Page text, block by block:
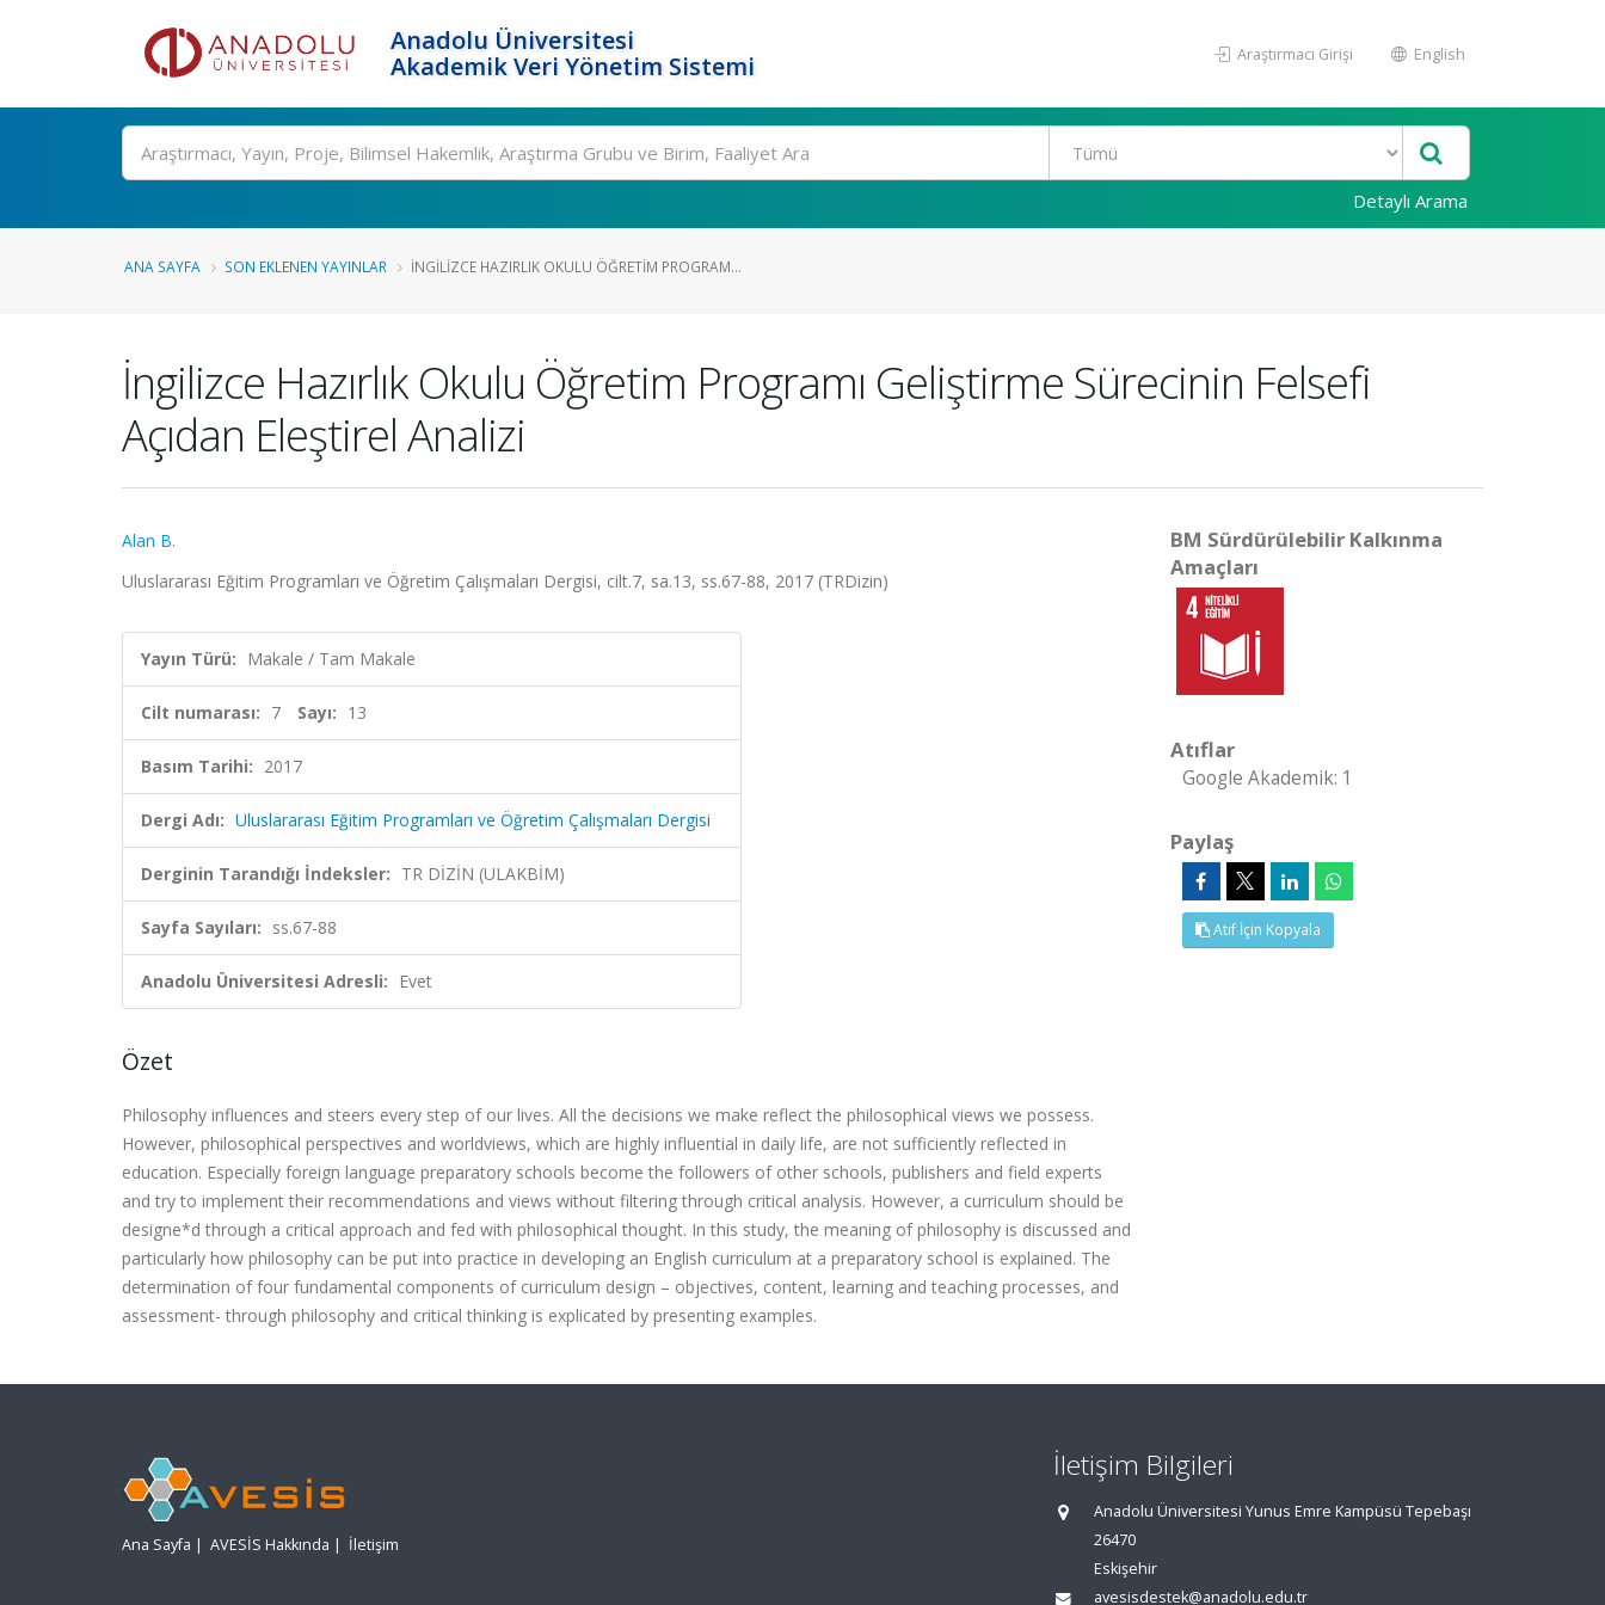
Anadolu Üniversitesi
Akademik Veri Yönetim Sistemi
Araştırmacı Girişi English
Ara
Detaylı Arama
ANA SAYFA SON EKLENEN YAYINLAR İNGILIZCE HAZIRLIK OKULU ÖĞRETIM PROGRAM...
İngilizce Hazırlık Okulu Öğretim Programı Geliştirme Sürecinin Felsefi
Açıdan Eleştirel Analizi
Alan B.
Uluslararası Eğitim Programları ve Öğretim Çalışmaları Dergisi, cilt.7, sa.13, ss.67-88, 2017 (TRDizin)
Yayın Türü: Makale / Tam Makale
Cilt numarası: 7 Sayı: 13
Basım Tarihi: 2017
Dergi Adı: Uluslararası Eğitim Programları ve Öğretim Çalışmaları Dergisi
Derginin Tarandığı İndeksler: TR DİZİN (ULAKBİM)
Sayfa Sayıları: ss.67-88
Anadolu Üniversitesi Adresli: Evet
Özet
Philosophy influences and steers every step of our lives. All the decisions we make reflect the philosophical views we possess.
However, philosophical perspectives and worldviews, which are highly influential in daily life, are not sufficiently reflected in
education. Especially foreign language preparatory schools become the followers of other schools, publishers and field experts
and try to implement their recommendations and views without filtering through critical analysis. However, a curriculum should be
designe*d through a critical approach and fed with philosophical thought. In this study, the meaning of philosophy is discussed and
particularly how philosophy can be put into practice in developing an English curriculum at a preparatory school is explained. The
determination of four fundamental components of curriculum design – objectives, content, learning and teaching processes, and
assessment- through philosophy and critical thinking is explicated by presenting examples.
BM Sürdürülebilir Kalkınma
Amaçları
Atıflar
Google Akademik: 1
Paylaş
Atıf İçin Kopyala
Ana Sayfa | AVESİS Hakkında | İletişim
İletişim Bilgileri
Anadolu Üniversitesi Yunus Emre Kampüsü Tepebaşı
26470
Eskişehir
avesisdestek@anadolu.edu.tr